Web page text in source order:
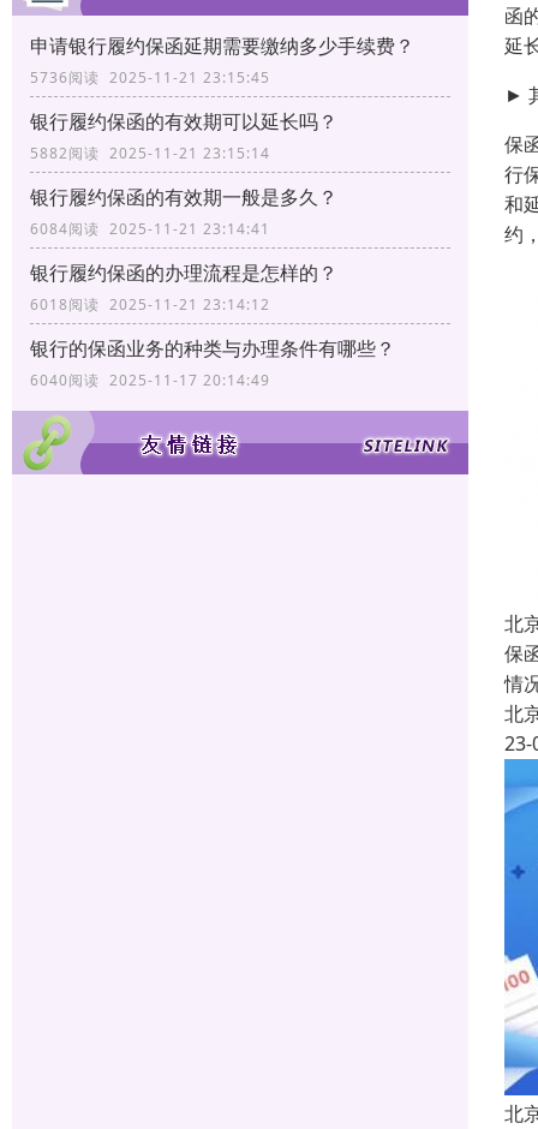
申请银行履约保函延期需要缴纳多少手续费？
5736阅读 2025-11-21 23:15:45
银行履约保函的有效期可以延长吗？
5882阅读 2025-11-21 23:15:14
银行履约保函的有效期一般是多久？
6084阅读 2025-11-21 23:14:41
银行履约保函的办理流程是怎样的？
6018阅读 2025-11-21 23:14:12
银行的保函业务的种类与办理条件有哪些？
6040阅读 2025-11-17 20:14:49
函
延
►
保
行
和
约
北
保
情
北
23-
北